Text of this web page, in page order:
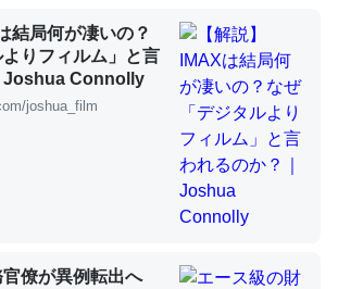
う「ずっと前の伏線」は回収されないけ
うには多い分量。進化すればするほど分
りそう
ウム少ないのか。知らんかった。調べたら
結局何が凄いの？
りフィルム」と言
Joshua Connolly
joshua_film
官僚が異例転出へ